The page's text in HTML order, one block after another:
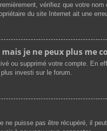
vérifiez que votre
du site Internet ait une
je ne peux plus me
ou supprimé votre compte.
investi sur le forum.
ne puisse pas être récupéré, il